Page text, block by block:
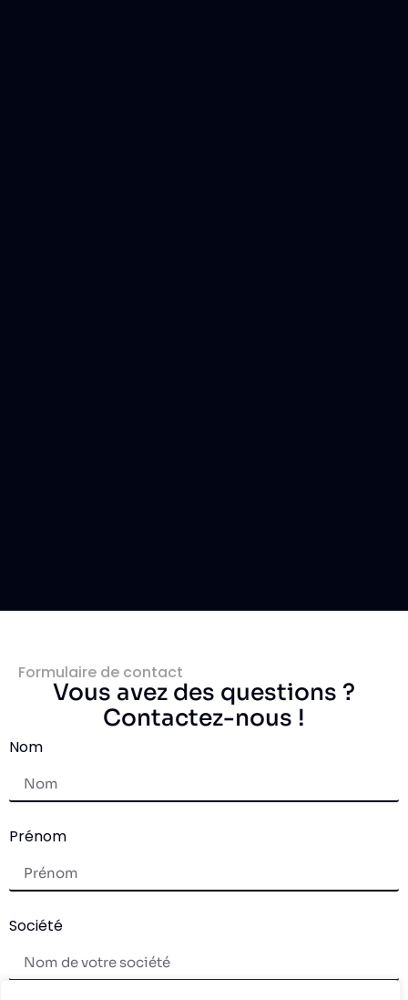
Formulaire de contact
Vous avez des questions ?
Contactez-nous !
Nom
Prénom
Société